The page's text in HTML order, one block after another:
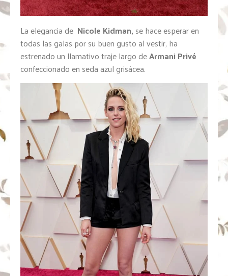
La elegancia de Nicole Kidman, se hace esperar en
todas las galas por su buen gusto al vestir, ha
estrenado un llamativo traje largo deArmani Privé
confeccionado en seda azul grisácea.